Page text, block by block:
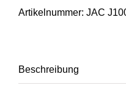
Artikelnummer: JAC
Beschreibung